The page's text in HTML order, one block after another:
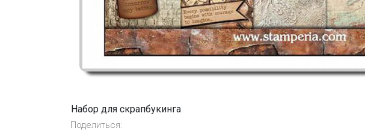
Набор для скрапбукинга
Поделиться: